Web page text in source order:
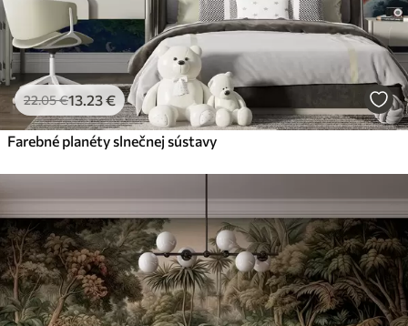
22.05€13 .23€
Farebné planéty slnečnej sústavy